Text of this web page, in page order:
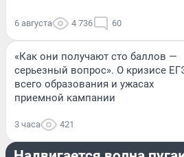
6 августа 4 736 60
«Как они получают сто баллов —
серьезный вопрос». О кризисе
всего образования и ужасах
приемной кампании
3 часа 421
СТРАНА И МИР